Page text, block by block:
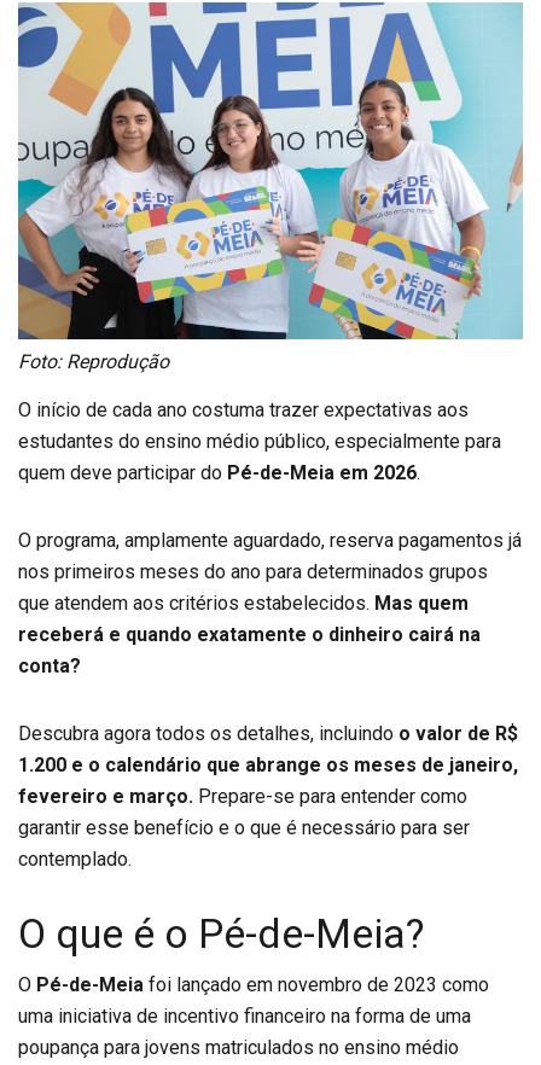
Foto: Reprodução
O início de cada ano costuma trazer expectativas aos
estudantes do ensino médio público, especialmente para
quem deve participar do Pé-de-Meia em 2026.
O programa, amplamente aguardado, reserva pagamentos já
nos primeiros meses do ano para determinados grupos
que atendem aos critérios estabelecidos. Mas quem
receberá e quando exatamente o dinheiro cairá na
conta?
Descubra agora todos os detalhes, incluindo o valor de R$
1.200 e o calendário que abrange os meses de janeiro,
fevereiro e março. Prepare-se para entender como
garantir esse benefício e o que é necessário para ser
contemplado.
O que é o Pé-de-Meia?
O Pé-de-Meia foi lançado em novembro de 2023 como
uma iniciativa de incentivo financeiro na forma de uma
poupança para jovens matriculados no ensino médio